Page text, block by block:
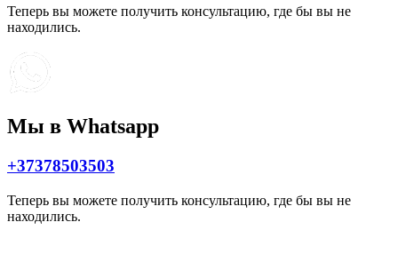
Теперь вы можете получить консультацию, где бы вы не
находились.
Мы в Whatsapp
+37378503503
Теперь вы можете получить консультацию, где бы вы не
находились.